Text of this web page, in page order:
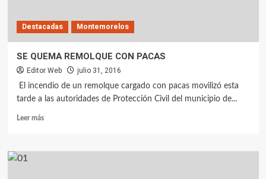
Destacadas Montemorelos
SE QUEMA REMOLQUE CON PACAS
Editor Web julio 31, 2016
⁠⁠⁠El incendio de un remolque cargado con pacas movilizó esta
tarde a las autoridades de Protección Civil del municipio de...
Leer más